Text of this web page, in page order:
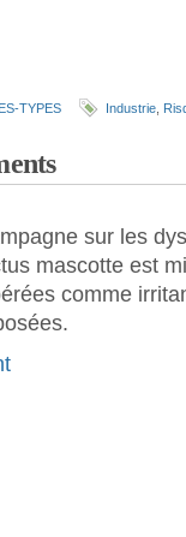
TYPES Industrie
sur les
mascotte est
comme